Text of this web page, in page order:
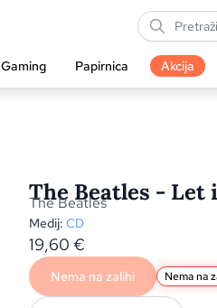
Gaming Papirnica Akcija
The Beatles - Let
The Beatles
Medij: CD
19,60 €
Nema na zalihi Nema na